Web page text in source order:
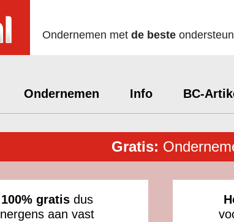
Ondernemen met de beste
Ondernemen Info BC-
Gratis:
100% gratis dus
nergens aan vast